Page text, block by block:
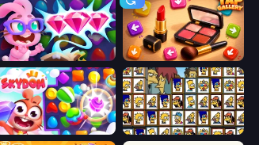
Skydom: Reforged Tap Gallery
Skydom Tiles of the Simpsons